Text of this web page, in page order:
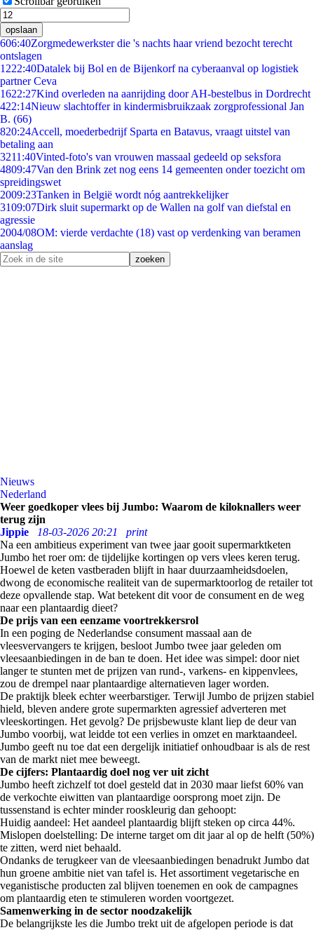
opslaan
606:40Zorgmedewerkster die 's nachts haar vriend bezocht terecht
ontslagen
1222:40Datalek bij Bol en de Bijenkorf na cyberaanval op logistiek
partner Ceva
1622:27Kind overleden na aanrijding door AH-bestelbus in Dordrecht
422:14Nieuw slachtoffer in kindermisbruikzaak zorgprofessional Jan
B. (66)
820:24Accell, moederbedrijf Sparta en Batavus, vraagt uitstel van
betaling aan
3211:40Vinted-foto's van vrouwen massaal gedeeld op seksfora
4809:47Van den Brink zet nog eens 14 gemeenten onder toezicht om
spreidingswet
2009:23Tanken in België wordt nóg aantrekkelijker
3109:07Dirk sluit supermarkt op de Wallen na golf van diefstal en
agressie
2004/08OM: vierde verdachte (18) vast op verdenking van beramen
aanslag
Nieuws
Nederland
Weer goedkoper vlees bij Jumbo: Waarom de kiloknallers weer
terug zijn
Jippie
18-03-2026 20:21
print
Na een ambitieus experiment van twee jaar gooit supermarktketen
Jumbo het roer om: de tijdelijke kortingen op vers vlees keren terug.
Hoewel de keten vastberaden blijft in haar duurzaamheidsdoelen,
dwong de economische realiteit van de supermarktoorlog de retailer tot
deze opvallende stap. Wat betekent dit voor de consument en de weg
naar een plantaardig dieet?
De prijs van een eenzame voortrekkersrol
In een poging de Nederlandse consument massaal aan de
vleesvervangers te krijgen, besloot Jumbo twee jaar geleden om
vleesaanbiedingen in de ban te doen. Het idee was simpel: door niet
langer te stunten met de prijzen van rund-, varkens- en kippenvlees,
zou de drempel naar plantaardige alternatieven lager worden.
De praktijk bleek echter weerbarstiger. Terwijl Jumbo de prijzen stabiel
hield, bleven andere grote supermarkten agressief adverteren met
vleeskortingen. Het gevolg? De prijsbewuste klant liep de deur van
Jumbo voorbij, wat leidde tot een verlies in omzet en marktaandeel.
Jumbo geeft nu toe dat een dergelijk initiatief onhoudbaar is als de rest
van de markt niet mee beweegt.
De cijfers: Plantaardig doel nog ver uit zicht
Jumbo heeft zichzelf tot doel gesteld dat in 2030 maar liefst 60% van
de verkochte eiwitten van plantaardige oorsprong moet zijn. De
tussenstand is echter minder rooskleurig dan gehoopt:
Huidig aandeel: Het aandeel plantaardig blijft steken op circa 44%.
Mislopen doelstelling: De interne target om dit jaar al op de helft (50%)
te zitten, werd niet behaald.
Ondanks de terugkeer van de vleesaanbiedingen benadrukt Jumbo dat
hun groene ambitie niet van tafel is. Het assortiment vegetarische en
veganistische producten zal blijven toenemen en ook de campagnes
om plantaardig eten te stimuleren worden voortgezet.
Samenwerking in de sector noodzakelijk
De belangrijkste les die Jumbo trekt uit de afgelopen periode is dat